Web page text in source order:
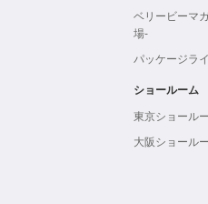
ベリービーマ
場-
パッケージラ
ショールーム
東京ショール
大阪ショール